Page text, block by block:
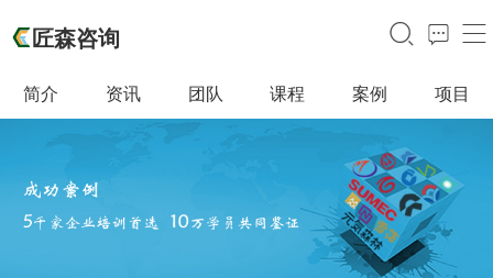
匠森咨询 󰃙 󰁵 󰆉
简介 资讯 团队 课程 案例 项目